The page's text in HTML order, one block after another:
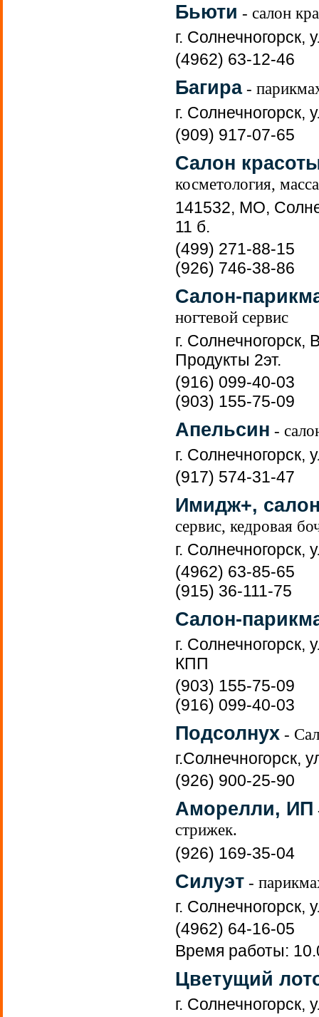
Бьюти - салон
г. Солнечногорск,
(4962) 63-12-46
Багира-
г.
(909) 917-07-65
Салон
косметология,
141532, МО,
11 б.
(499) 271-88-15
(926) 746-38-86
Салон-
ногтевой сервис
г.
Продукты 2эт.
(916) 099-40-03
(903) 155-75-09
Апельсин -
г. Солнечногорск,
(917) 574-31-47
Имидж+,
сервис, кедровая
г.
(4962) 63-85-65
(915) 36-111-75
Салон-
г. Солнечногорск,
КПП
(903) 155-75-09
(916) 099-40-03
Подсолнух -
г.Солнечногорск,
(926) 900-25-90
Аморелли, ИП
стрижек.
(926) 169-35-04
Силуэт -
г. Солнечногорск,
(4962) 64-16-05
Время работы:
Цветущий
г.